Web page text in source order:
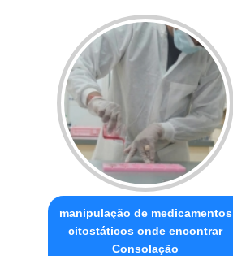
manipulação de medicamentos
citostáticos onde encontrar
Consolação